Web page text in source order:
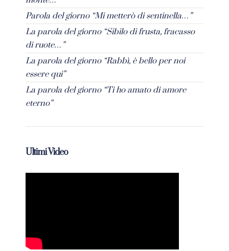
Parola del giorno “Mi metterò di sentinella…”
La parola del giorno “Sibilo di frusta, fracasso
di ruote…”
La parola del giorno “Rabbì, è bello per noi
essere qui”
La parola del giorno “Ti ho amato di amore
eterno”
Ultimi Video